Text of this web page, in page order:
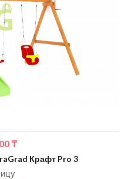
₸
Крафт Pro 3